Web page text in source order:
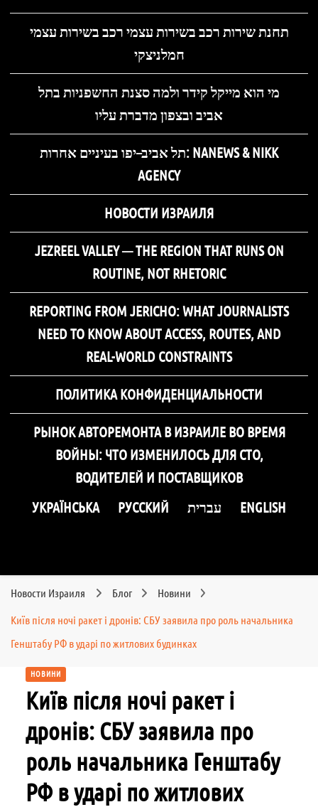
תחנת שירות רכב בשירות עצמי רכב בשירות עצמי
חמלניצקי
מי הוא מייקל קידר ולמה סצנת החשפניות בתל
אביב ובצפון מדברת עליו
תל אביב–יפו בעיניים אחרות: NANEWS & NIKK
AGENCY
НОВОСТИ ИЗРАИЛЯ
JEZREEL VALLEY — THE REGION THAT RUNS ON
ROUTINE, NOT RHETORIC
REPORTING FROM JERICHO: WHAT JOURNALISTS
NEED TO KNOW ABOUT ACCESS, ROUTES, AND
REAL-WORLD CONSTRAINTS
ПОЛИТИКА КОНФИДЕНЦИАЛЬНОСТИ
РЫНОК АВТОРЕМОНТА В ИЗРАИЛЕ ВО ВРЕМЯ
ВОЙНЫ: ЧТО ИЗМЕНИЛОСЬ ДЛЯ СТО,
ВОДИТЕЛЕЙ И ПОСТАВЩИКОВ
УКРАЇНСЬКА
РУССКИЙ עברית ENGLISH
Новости Израиля Блог Новини
Київ після ночі ракет і дронів: СБУ заявила про роль начальника
Генштабу РФ в ударі по житлових будинках
НОВИНИ
Київ після ночі ракет і
дронів: СБУ заявила про
роль начальника Генштабу
РФ в ударі по житлових